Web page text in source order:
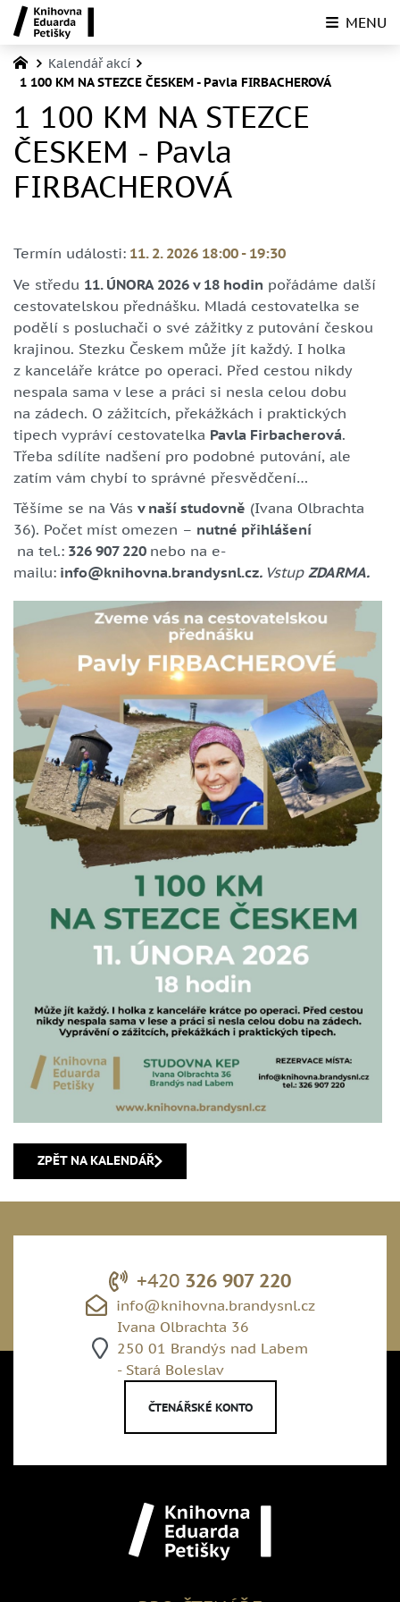
Kalendář akcí
1 100 KM NA STEZCE ČESKEM - Pavla FIRBACHEROVÁ
1 100 KM NA STEZCE
ČESKEM - Pavla
FIRBACHEROVÁ
Termín události: 11. 2. 2026 18:00 - 19:30
Ve středu 11. ÚNORA 2026 v 18 hodin pořádáme další
cestovatelskou přednášku. Mladá cestovatelka se
podělí s posluchači o své zážitky z putování českou
krajinou. Stezku Českem může jít každý. I holka
z kanceláře krátce po operaci. Před cestou nikdy
nespala sama v lese a práci si nesla celou dobu
na zádech. O zážitcích, překážkách i praktických
tipech vypráví cestovatelka Pavla Firbacherová.
Třeba sdílíte nadšení pro podobné putování, ale
zatím vám chybí to správné přesvědčení…
Těšíme se na Vás v naší studovně (Ivana Olbrachta
36). Počet míst omezen – nutné přihlášení
na tel.: 326 907 220 nebo na e-
mailu: info@knihovna.brandysnl.cz. Vstup ZDARMA.
ZPĚT NA KALENDÁŘ
+420 326 907 220
info@knihovna.brandysnl.cz
Ivana Olbrachta 36
250 01 Brandýs nad Labem
- Stará Boleslav
ČTENÁŘSKÉ KONTO
MENU